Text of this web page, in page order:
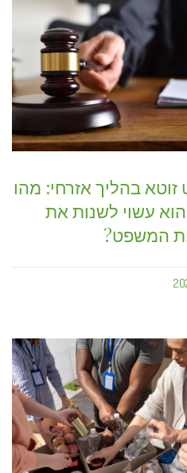
בהליך אזרחי: מהו
עשוי לשנות את
המשפט?